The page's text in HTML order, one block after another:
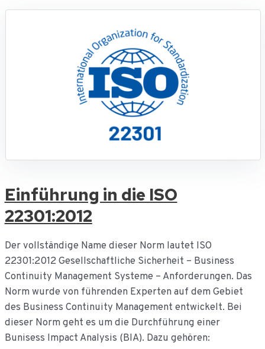
Einführung in die ISO
22301:2012
Der vollständige Name dieser Norm lautet ISO
22301:2012 Gesellschaftliche Sicherheit – Business
Continuity Management Systeme – Anforderungen. Das
Norm wurde von führenden Experten auf dem Gebiet
des Business Continuity Management entwickelt. Bei
dieser Norm geht es um die Durchführung einer
Bunisess Impact Analysis (BIA). Dazu gehören: